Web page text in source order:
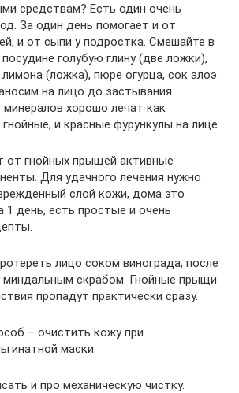
средствам? Есть один очень
За один день помогает и от
и от сыпи у подростка. Смешайте в
голубую глину (две ложки),
(ложка), пюре огурца, сок алоэ.
на лицо до застывания.
хорошо лечат как
и красные фурункулы на лице.
от гнойных прыщей активные
Для удачного лечения нужно
слой кожи, дома это
день, есть простые и очень
лицо соком винограда, после
скрабом. Гнойные прыщи
пропадут практически сразу.
– очистить кожу при
маски.
и про механическую чистку.